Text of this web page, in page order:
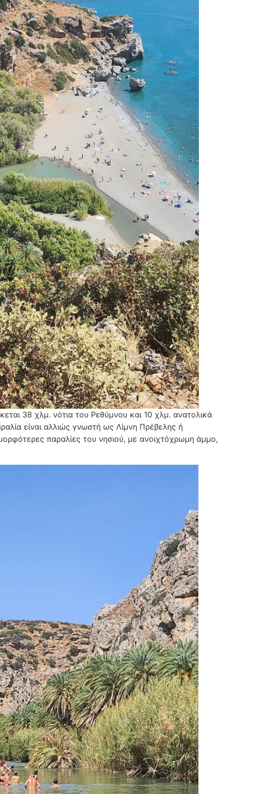
38 χλμ. νότια του Ρεθύμνου και 10 χλμ. ανατολικά
είναι αλλιώς γνωστή ως Λίμνη Πρέβελης ή
παραλίες του νησιού, με ανοιχτόχρωμη άμμο,